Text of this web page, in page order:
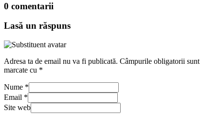
0 comentarii
Lasă un răspuns
Adresa ta de email nu va fi publicată. Câmpurile obligatorii sunt
marcate cu *
Nume *
Email *
Site web